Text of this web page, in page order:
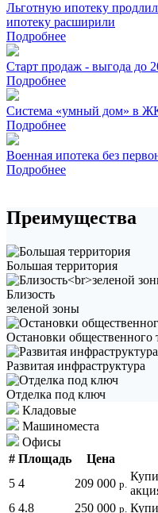
Льготную ипотеку
ипотеку расширили
Подробнее
Старт продаж - выгода до
Подробнее
Система «умный дом» в
Подробнее
Военная ипотека без
Подробнее
Преимущества
Большая территория
Близость
зеленой зоны
Остановки общественного
Развитая инфраструктура
Отделка под ключ
Кладовые
Машиноместа
Офисы
# Площадь
Цена
5 4 209 000 р.
6 4.8 250 000 р.